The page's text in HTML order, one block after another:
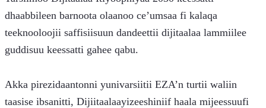
dhaabbileen barnoota olaanoo ce’umsaa fi kalaqa
teeknooloojii saffisiisuun dandeettii dijitaalaa lammiilee
guddisuu keessatti gahee qabu.
Akka pirezidaantonni yunivarsiitii EZA’n turtii waliin
taasise ibsanitti, Dijiitaalaayizeeshiniif haala mijeessuufi